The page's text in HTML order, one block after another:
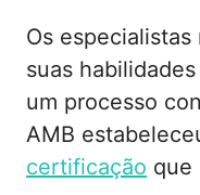
Os
suas
um processo
AMB
certificação que